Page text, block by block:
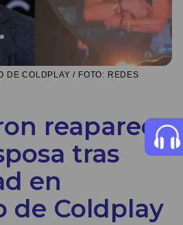
DE COLDPLAY / FOTO: REDES
reaparece
tras
en
de Coldplay